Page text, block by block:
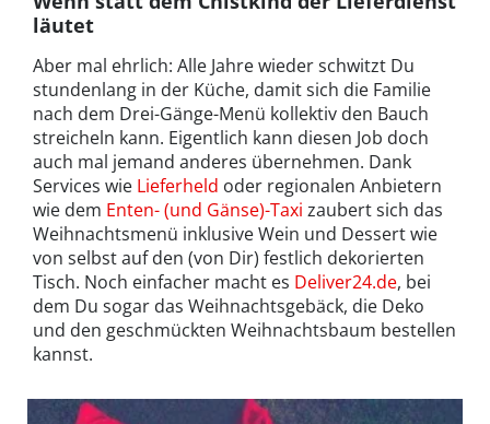
läutet
Aber mal ehrlich: Alle Jahre wieder schwitzt Du
stundenlang in der Küche, damit sich die Familie
nach dem Drei-Gänge-Menü kollektiv den Bauch
streicheln kann. Eigentlich kann diesen Job doch
auch mal jemand anderes übernehmen. Dank
Services wie Lieferheld oder regionalen Anbietern
wie dem Enten- (und Gänse)-Taxi zaubert sich das
Weihnachtsmenü inklusive Wein und Dessert wie
von selbst auf den (von Dir) festlich dekorierten
Tisch. Noch einfacher macht es Deliver24.de, bei
dem Du sogar das Weihnachtsgebäck, die Deko
und den geschmückten Weihnachtsbaum bestellen
kannst.